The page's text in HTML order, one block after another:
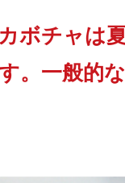
ボチャは
。一般的